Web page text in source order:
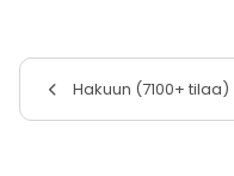
Hakuun (7100+ tilaa)